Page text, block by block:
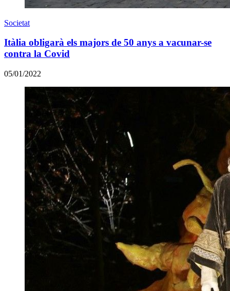
Societat
Itàlia obligarà els majors de 50 anys a vacunar-se
contra la Covid
05/01/2022